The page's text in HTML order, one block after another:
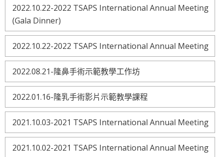
2022.10.22-2022 TSAPS International Annual Meeting
(Gala Dinner)
2022.10.22-2022 TSAPS International Annual Meeting
2022.08.21-隆鼻手術示範教學工作坊
2022.01.16-隆乳手術影片示範教學課程
2021.10.03-2021 TSAPS International Annual Meeting
2021.10.02-2021 TSAPS International Annual Meeting